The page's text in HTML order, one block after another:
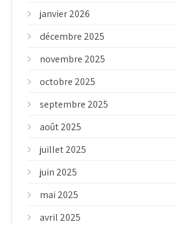
janvier 2026
décembre 2025
novembre 2025
octobre 2025
septembre 2025
août 2025
juillet 2025
juin 2025
mai 2025
avril 2025